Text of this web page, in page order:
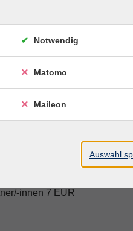
provide/1152/
Marienplatz 7, im
Wetter statt. Die
barrierefrei ausgebaut ist.
erfordert die Teilnahme
innen 7 EUR
Notwendig
Matomo
Maileon
Auswahl